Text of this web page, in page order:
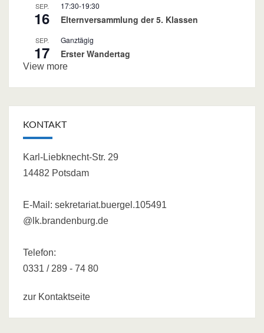
SEP.
16
17:30-19:30
Elternversammlung der 5. Klassen
SEP.
17
Ganztägig
Erster Wandertag
View more
KONTAKT
Karl-Liebknecht-Str. 29
14482 Potsdam
E-Mail: sekretariat.buergel.105491
@lk.brandenburg.de
Telefon:
0331 / 289 - 74 80
zur Kontaktseite